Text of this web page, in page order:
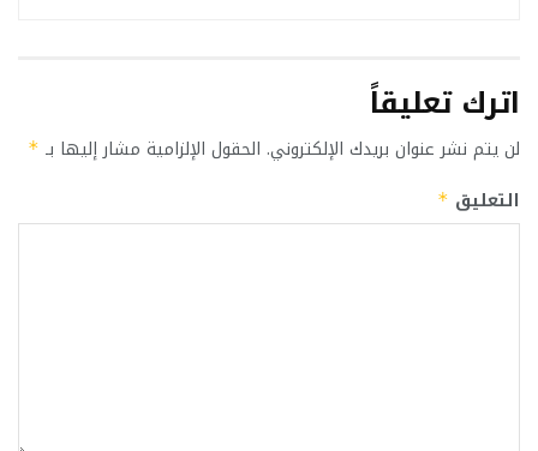
اترك تعليقاً
لن يتم نشر عنوان بريدك الإلكتروني. الحقول الإلزامية مشار إليها بـ *
التعليق *